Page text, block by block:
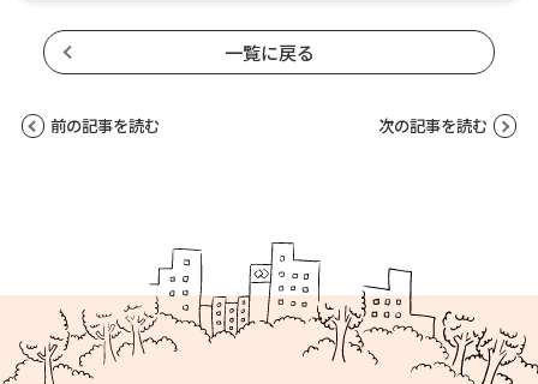
一覧に戻る
前の記事を読む 次の記事を読む